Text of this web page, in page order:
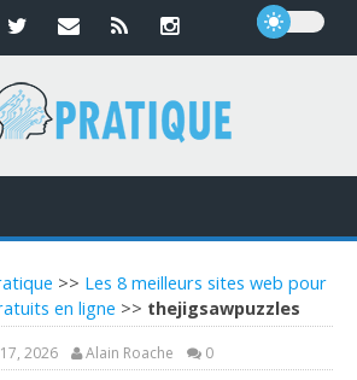
>> Les 8 meilleurs sites web pour
en ligne >> thejigsawpuzzles
2026 Alain Roache 0